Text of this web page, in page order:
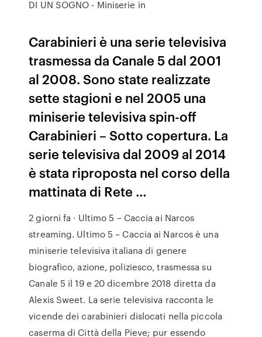
DI UN SOGNO - Miniserie in
Carabinieri è una serie televisiva
trasmessa da Canale 5 dal 2001
al 2008. Sono state realizzate
sette stagioni e nel 2005 una
miniserie televisiva spin-off
Carabinieri – Sotto copertura. La
serie televisiva dal 2009 al 2014
è stata riproposta nel corso della
mattinata di Rete …
2 giorni fa · Ultimo 5 – Caccia ai Narcos
streaming. Ultimo 5 – Caccia ai Narcos è una
miniserie televisiva italiana di genere
biografico, azione, poliziesco, trasmessa su
Canale 5 il 19 e 20 dicembre 2018 diretta da
Alexis Sweet. La serie televisiva racconta le
vicende dei carabinieri dislocati nella piccola
caserma di Città della Pieve; pur essendo